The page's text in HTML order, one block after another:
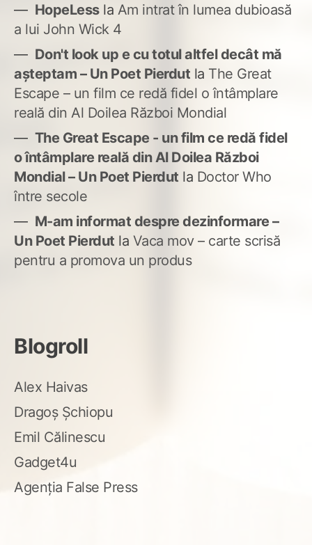
HopeLessla Am intrat în lumea dubioasă
a lui John Wick 4
Don't look up e cu totul altfel decât mă
așteptam – Un Poet Pierdut la The Great
Escape – un film ce redă fidel o întâmplare
reală din Al Doilea Război Mondial
The Great Escape - un film ce redă fidel
o întâmplare reală din Al Doilea Război
Mondial – Un Poet Pierdut la Doctor Who
între secole
M-am informat despre dezinformare –
Un Poet Pierdut la Vaca mov – carte scrisă
pentru a promova un produs
Blogroll
Alex Haivas
Dragoș Șchiopu
Emil Călinescu
Gadget4u
Agenția False Press